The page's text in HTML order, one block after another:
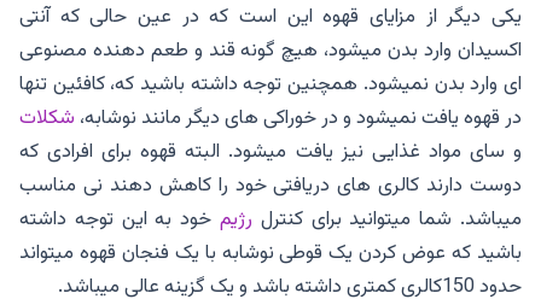
یکی دیگر از مزایای قهوه این است که در عین حالی که آنتی
اکسیدان وارد بدن میشود، هیچ گونه قند و طعم دهنده مصنوعی
ای وارد بدن نمیشود. همچنین توجه داشته باشید که، کافئین تنها
در قهوه یافت نمیشود و در خوراکی های دیگر مانند نوشابه، شکلات
و سای مواد غذایی نیز یافت میشود. البته قهوه برای افرادی که
دوست دارند کالری های دریافتی خود را کاهش دهند نی مناسب
میباشد. شما میتوانید برای کنترل رژیم خود به این توجه داشته
باشید که عوض کردن یک قوطی نوشابه با یک فنجان قهوه میتواند
حدود 150کالری کمتری داشته باشد و یک گزینه عالی میباشد.